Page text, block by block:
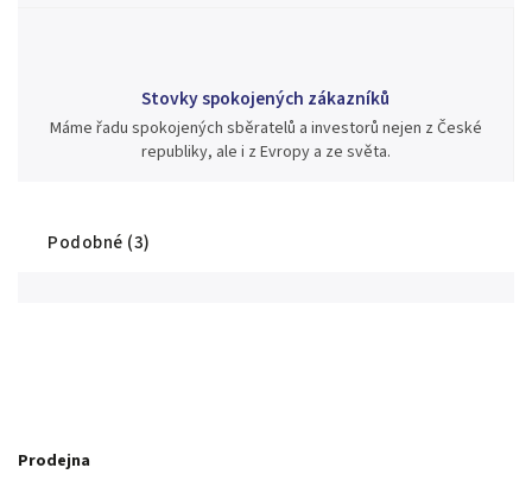
Stovky spokojených zákazníků
Máme řadu spokojených sběratelů a investorů nejen z České
republiky, ale i z Evropy a ze světa.
Podobné (3)
Prodejna